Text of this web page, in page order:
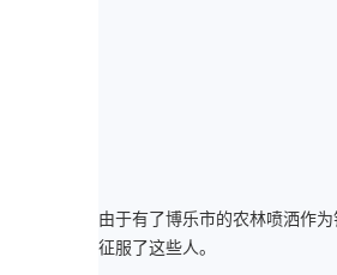
由于有了博乐市的农林喷洒作
征服了这些人。